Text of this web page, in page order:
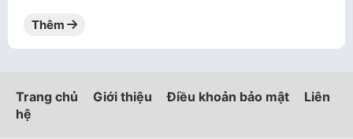
Thêm
Trang chủ Giới thiệu Điều khoản bảo mật
Liên
hệ